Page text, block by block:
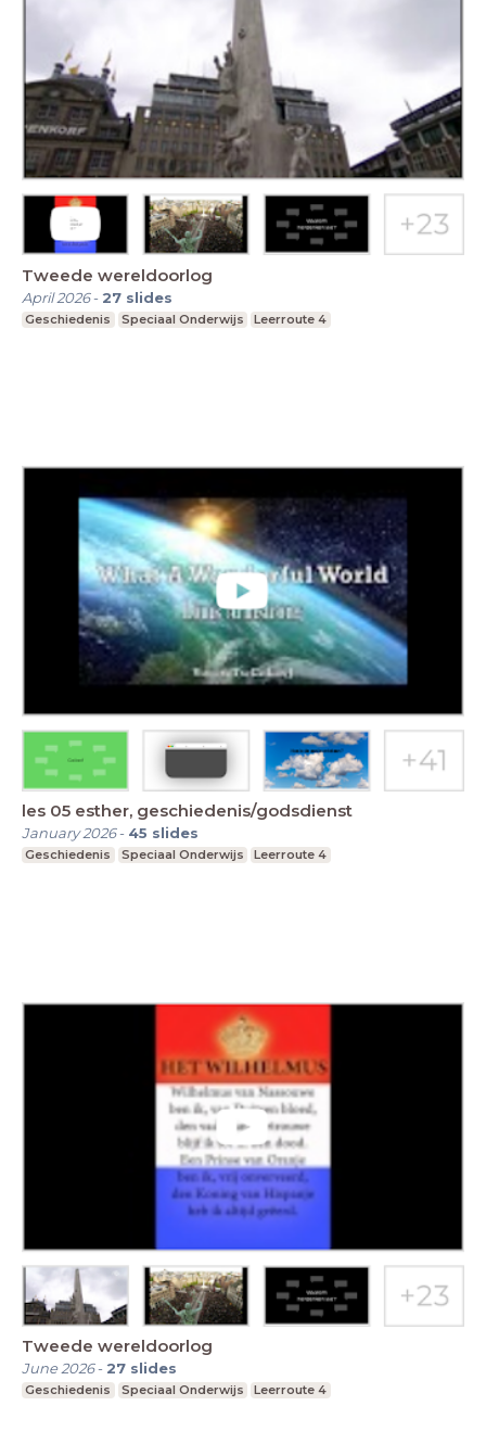
Tweede wereldoorlog
April 2026- 27 slides
Geschiedenis Speciaal Onderwijs Leerroute 4
les 05 esther, geschiedenis/godsdienst
January 2026- 45 slides
Geschiedenis Speciaal Onderwijs Leerroute 4
Tweede wereldoorlog
June 2026- 27 slides
Geschiedenis Speciaal Onderwijs Leerroute 4